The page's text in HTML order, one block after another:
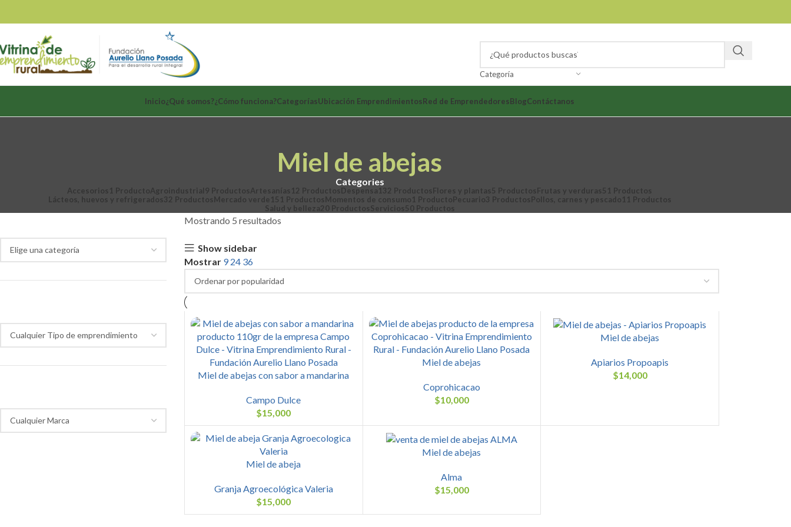
Categoría
Inicio¿Qué somos?¿Cómo funciona?CategoríasUbicación EmprendimientosRed de EmprendedoresBlogContáctanos
Miel de abejas
Categories
Accesorios 1 ProductoAgroindustrial9 Productos Artesanías 12 Productos Despensa132 Productos Flores y plantas 5 Productos Frutas y verduras 51 Productos
Lácteos, huevos y refrigerados 32 Productos Mercado verde151 Productos Momentos de consumo1 ProductoPecuario3 Productos Pollos, carnes y pescado11 Productos
Salud y belleza20 Productos Servicios 50 Productos
Mostrando 5 resultados
Show sidebar
Mostrar 924 36
Miel de abejas con sabor a mandarina
Campo Dulce
$15,000
Miel de abejas
Coprohicacao
$10,000
Miel de abejas
Apiarios Propoapis
$14,000
Miel de abeja
Granja Agroecológica Valeria
$15,000
Miel de abejas
Alma
$15,000